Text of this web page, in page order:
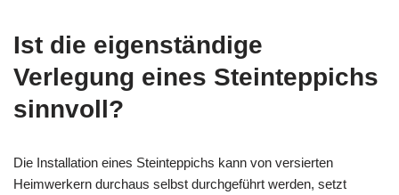
Ist die eigenständige
Verlegung eines Steinteppichs
sinnvoll?
Die Installation eines Steinteppichs kann von versierten
Heimwerkern durchaus selbst durchgeführt werden, setzt